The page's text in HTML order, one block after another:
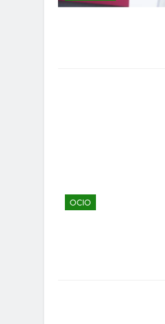
OCIO